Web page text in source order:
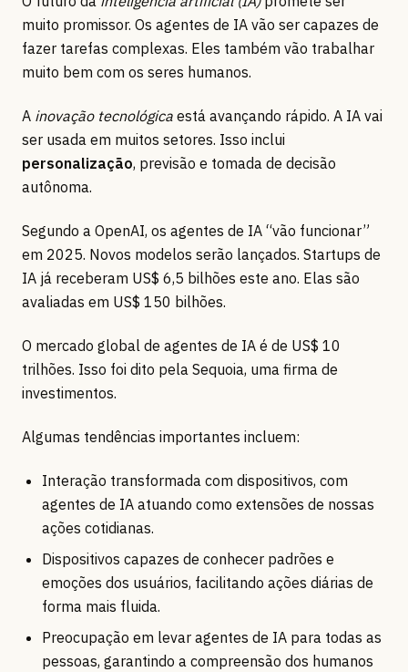
muito promissor. Os agentes de IA vão ser capazes de
fazer tarefas complexas. Eles também vão trabalhar
muito bem com os seres humanos.
A inovação tecnológica está avançando rápido. A IA vai
ser usada em muitos setores. Isso inclui
personalização, previsão e tomada de decisão
autônoma.
Segundo a OpenAI, os agentes de IA “vão funcionar”
em 2025. Novos modelos serão lançados. Startups de
IA já receberam US$ 6,5 bilhões este ano. Elas são
avaliadas em US$ 150 bilhões.
O mercado global de agentes de IA é de US$ 10
trilhões. Isso foi dito pela Sequoia, uma firma de
investimentos.
Algumas tendências importantes incluem:
Interação transformada com dispositivos, com
agentes de IA atuando como extensões de nossas
ações cotidianas.
Dispositivos capazes de conhecer padrões e
emoções dos usuários, facilitando ações diárias de
forma mais fluida.
Preocupação em levar agentes de IA para todas as
pessoas, garantindo a compreensão dos humanos